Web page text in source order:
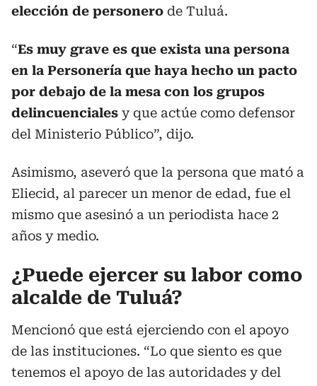
elección de personero de Tuluá.
“Es muy grave es que exista una persona
en la Personería que haya hecho un pacto
por debajo de la mesa con los grupos
delincuenciales y que actúe como defensor
del Ministerio Público”, dijo.
Asimismo, aseveró que la persona que mató a
Eliecid, al parecer un menor de edad, fue el
mismo que asesinó a un periodista hace 2
años y medio.
¿Puede ejercer su labor como
alcalde de Tuluá?
Mencionó que está ejerciendo con el apoyo
de las instituciones. “Lo que siento es que
tenemos el apoyo de las autoridades y del